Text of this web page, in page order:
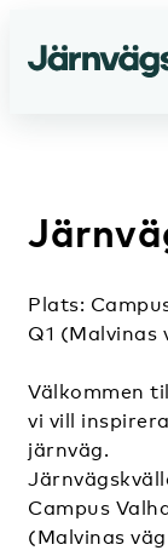
Plats:
Q1 (Malvinas
Välkommen
vi vill
järnväg.
Campus
(Malvinas